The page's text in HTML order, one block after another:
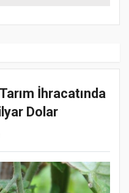
İhracatında
Dolar